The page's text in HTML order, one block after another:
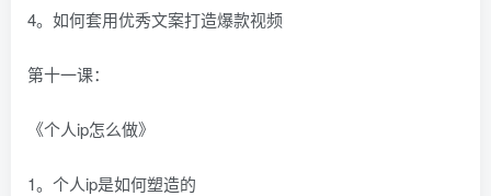
4。如何套用优秀文案打造爆款视频
第十一课：
《个人ip怎么做》
1。个人ip是如何塑造的